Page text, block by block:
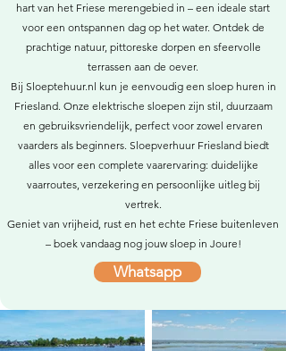
hart van het Friese merengebied in – een ideale start
voor een ontspannen dag op het water. Ontdek de
prachtige natuur, pittoreske dorpen en sfeervolle
terrassen aan de oever.
Bij Sloeptehuur.nl kun je eenvoudig een sloep huren in
Friesland. Onze elektrische sloepen zijn stil, duurzaam
en gebruiksvriendelijk, perfect voor zowel ervaren
vaarders als beginners. Sloepverhuur Friesland biedt
alles voor een complete vaarervaring: duidelijke
vaarroutes, verzekering en persoonlijke uitleg bij
vertrek.
Geniet van vrijheid, rust en het echte Friese buitenleven
– boek vandaag nog jouw sloep in Joure!
Whatsapp